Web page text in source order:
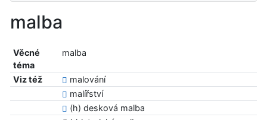
malba
Věcné
téma
malba
Viz též
malování
malířství
(h) desková malba